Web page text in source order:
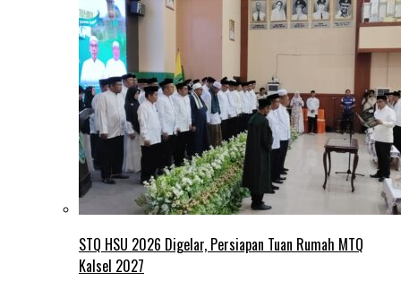
STQ HSU 2026 Digelar, Persiapan Tuan Rumah MTQ
Kalsel 2027